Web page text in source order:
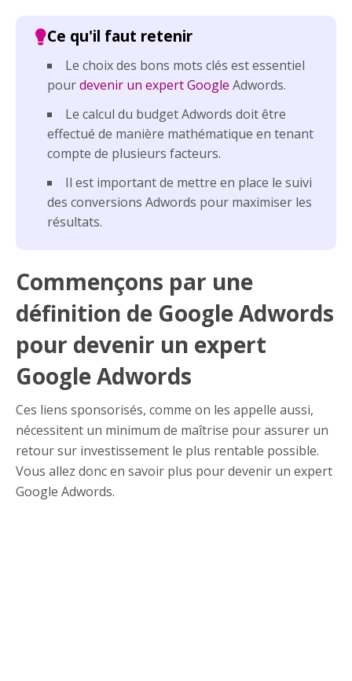
Le choix des bons mots clés est essentiel
pourdevenir un expert Google Adwords.
Le calcul du budget Adwords doit être
effectué de manière mathématique en tenant
compte de plusieurs facteurs.
Il est important de mettre en place le suivi
des conversions Adwords pour maximiser les
résultats.
Commençons par une
définition de Google Adwords
pour devenir un expert
Google Adwords
Ces liens sponsorisés, comme on les appelle aussi,
nécessitent un minimum de maîtrise pour assurer un
retour sur investissement le plus rentable possible.
Vous allez donc en savoir plus pour devenir un expert
Google Adwords.